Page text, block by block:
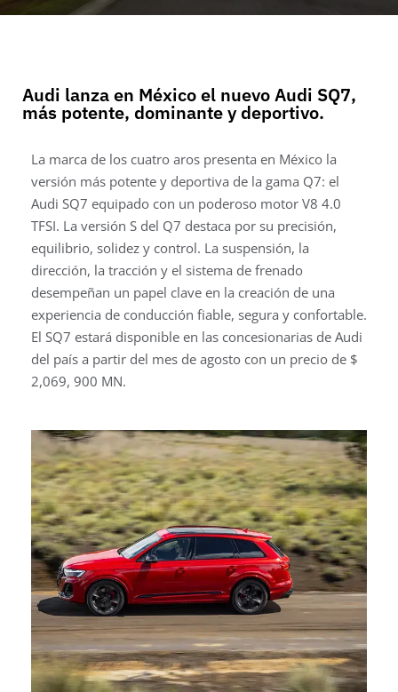
Audi lanza en México el nuevo Audi SQ7,
más potente, dominante y deportivo.
La marca de los cuatro aros presenta en México la
versión más potente y deportiva de la gama Q7: el
Audi SQ7 equipado con un poderoso motor V8 4.0
TFSI. La versión S del Q7 destaca por su precisión,
equilibrio, solidez y control. La suspensión, la
dirección, la tracción y el sistema de frenado
desempeñan un papel clave en la creación de una
experiencia de conducción fiable, segura y confortable.
El SQ7 estará disponible en las concesionarias de Audi
del país a partir del mes de agosto con un precio de $
2,069, 900 MN.